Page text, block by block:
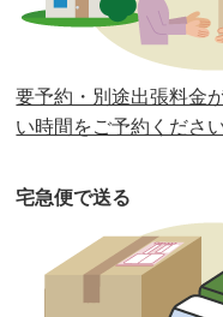
第37回人形供養祭
第36回人形供養祭
第35回人形供養祭
第33回人形供養祭
第32回人形供養祭
要予約・別途出張料金
い時間をご予約ください
宅急便で送る